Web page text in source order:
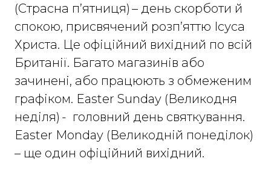
(Страсна п’ятниця) – день скорботи й
спокою, присвячений розп’яттю Ісуса
Христа. Це офіційний вихідний по всій
Британії. Багато магазинів або
зачинені, або працюють з обмеженим
графіком. Easter Sunday (Великодня
неділя) - головний день святкування.
Easter Monday (Великодній понеділок)
– ще один офіційний вихідний.